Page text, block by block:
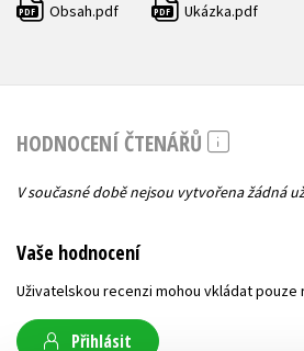
PDF Obsah.pdf PDF Ukázka.pdf
HODNOCENÍ ČTENÁŘŮ
V současné době nejsou vytvořena žádná
Vaše hodnocení
Uživatelskou recenzi mohou vkládat
Přihlásit